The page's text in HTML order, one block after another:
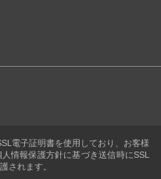
電子証明書を使用しており、お客様
情報保護方針に基づき送信時にSSL
されます。